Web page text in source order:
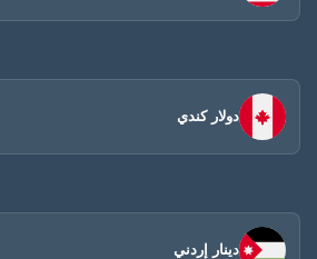
دولار كندي
دينار إردني